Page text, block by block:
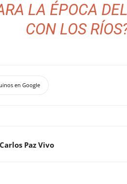
LA ÉPOCA
CON LOS
en Google
Paz Vivo